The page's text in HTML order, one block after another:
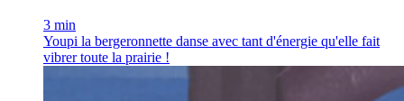
3 min
Youpi la bergeronnette danse avec tant d'énergie qu'elle fait
vibrer toute la prairie !